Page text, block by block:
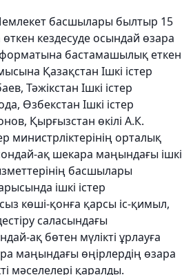
басшылары былтыр 15
кездесуде осындай өзара
бастамашылық еткен
Қазақстан Ішкі істер
Тәжікстан Ішкі істер
Өзбекстан Ішкі істер
Қырғызстан өкілі А.К.
министрліктерінің орталық
ақ шекара маңындағы ішкі
басшылары
ішкі істер
көші-қонға қарсы іс-қимыл,
саласындағы
ақ бөтен мүлікті ұрлауға
маңындағы өңірлердің өзара
мәселелері қаралды.